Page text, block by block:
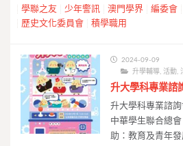
學聯之友
少年警訊 澳門學界 編委會
歷史文化委員會
積學職用
2024-09-09
升學輔導 ,活動 ,
升大學科專業諮
升大學科專業諮
中華學生聯合總
助：教育及青年